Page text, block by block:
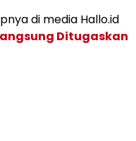
di media Hallo.id
Ditugaskan